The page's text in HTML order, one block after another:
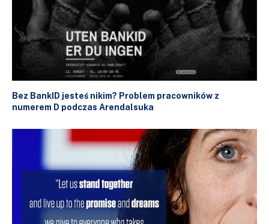
Bez BankID jesteś nikim? Problem pracowników z
numerem D podczas Arendalsuka